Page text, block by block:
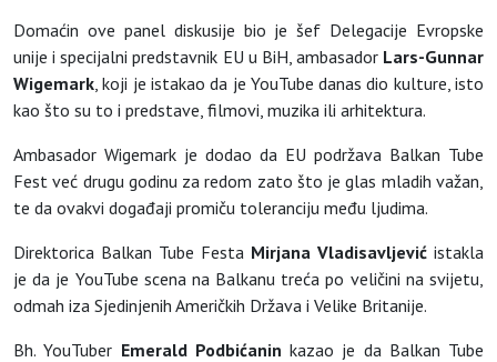
Domaćin ove panel diskusije bio je šef Delegacije Evropske
unije i specijalni predstavnik EU u BiH, ambasador Lars-Gunnar
Wigemark , koji je istakao da je YouTube danas dio kulture, isto
kao što su to i predstave, filmovi, muzika ili arhitektura.
Ambasador Wigemark je dodao da EU podržava Balkan Tube
Fest već drugu godinu za redom zato što je glas mladih važan,
te da ovakvi događaji promiču toleranciju među ljudima.
Direktorica Balkan Tube Festa Mirjana Vladisavljević istakla
je da je YouTube scena na Balkanu treća po veličini na svijetu,
odmah iza Sjedinjenih Američkih Država i Velike Britanije.
Bh. YouTuber Emerald Podbićanin kazao je da Balkan Tube